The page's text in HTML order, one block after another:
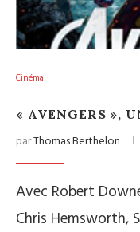
Cinéma
« AVENGERS »,
parThomas Berthelon
Avec Robert
Chris Hemsworth,